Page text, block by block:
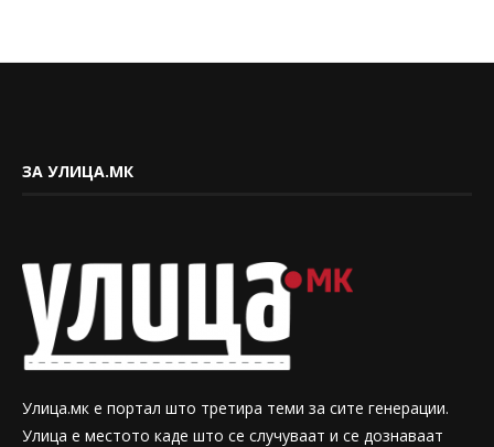
ЗА УЛИЦА.МК
Улица.мк е портал што третира теми за сите генерации.
Улица е местото каде што се случуваат и се дознаваат